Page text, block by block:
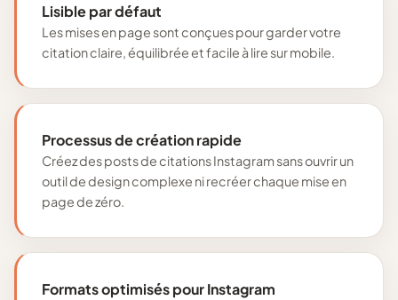
Lisible par défaut
Les mises en page sont conçues pour garder votre
citation claire, équilibrée et facile à lire sur mobile.
Processus de création rapide
Créez des posts de citations Instagram sans ouvrir un
outil de design complexe ni recréer chaque mise en
page de zéro.
Formats optimisés pour Instagram